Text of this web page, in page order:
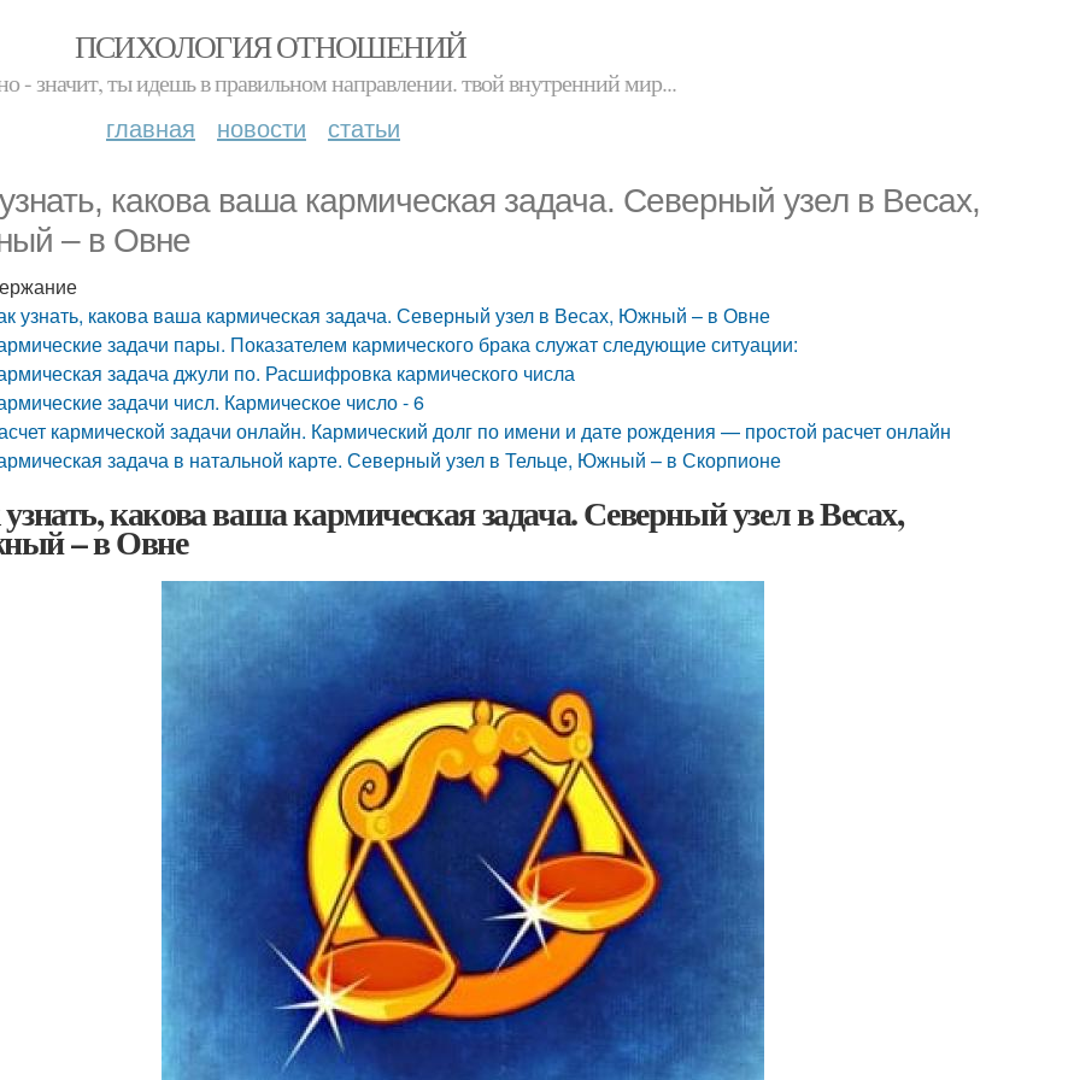
ПСИХОЛОГИЯ ОТНОШЕНИЙ
- значит, ты идешь в правильном направлении. твой внутренний мир...
главная новости статьи
какова ваша кармическая задача. Северный узел в Весах,
– в Овне
узнать, какова ваша кармическая задача. Северный узел в Весах, Южный – в Овне
задачи пары. Показателем кармического брака служат следующие ситуации:
задача джули по. Расшифровка кармического числа
задачи числ. Кармическое число - 6
кармической задачи онлайн. Кармический долг по имени и дате рождения — простой расчет онлайн
задача в натальной карте. Северный узел в Тельце, Южный – в Скорпионе
какова ваша кармическая задача. Северный узел в Весах,
– в Овне